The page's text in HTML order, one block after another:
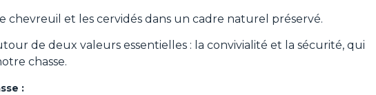
chevreuil et les cervidés dans un cadre naturel préservé.
de deux valeurs essentielles : la convivialité et la sécurité, qui
chasse.
: